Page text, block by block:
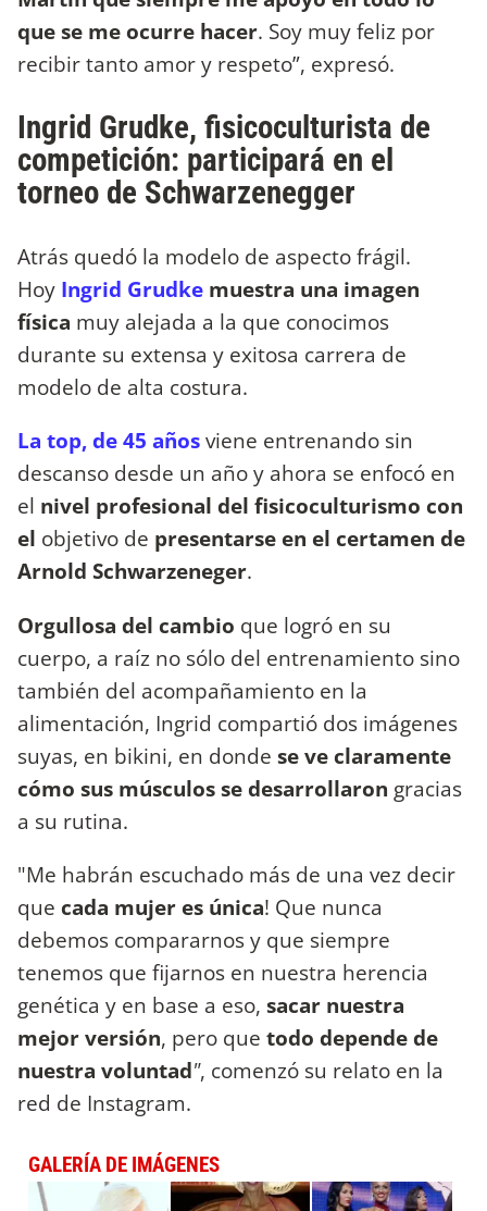
que se me ocurre hacer. Soy muy feliz por
recibir tanto amor y respeto”, expresó.
Ingrid Grudke, fisicoculturista de
competición: participará en el
torneo de Schwarzenegger
Atrás quedó la modelo de aspecto frágil.
Hoy Ingrid Grudke muestra una imagen
física muy alejada a la que conocimos
durante su extensa y exitosa carrera de
modelo de alta costura.
La top, de 45 añosviene entrenando sin
descanso desde un año y ahora se enfocó en
el nivel profesional del fisicoculturismo con
el objetivo de presentarse en el certamen de
Arnold Schwarzeneger.
Orgullosa del cambio que logró en su
cuerpo, a raíz no sólo del entrenamiento sino
también del acompañamiento en la
alimentación, Ingrid compartió dos imágenes
suyas, en bikini, en donde se ve claramente
cómo sus músculos se desarrollaron gracias
a su rutina.
"Me habrán escuchado más de una vez decir
que cada mujer es única! Que nunca
debemos compararnos y que siempre
tenemos que fijarnos en nuestra herencia
genética y en base a eso, sacar nuestra
mejor versión, pero que todo depende de
nuestra voluntad", comenzó su relato en la
red de Instagram.
GALERÍA DE IMÁGENES